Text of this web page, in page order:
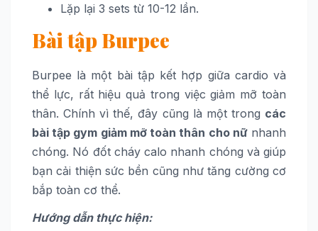
Lặp lại 3 sets từ 10-12 lần.
Bài tập Burpee
Burpee là một bài tập kết hợp giữa cardio và
thể lực, rất hiệu quả trong việc giảm mỡ toàn
thân. Chính vì thế, đây cũng là một trong các
bài tập gym giảm mỡ toàn thân cho nữnhanh
chóng. Nó đốt cháy calo nhanh chóng và giúp
bạn cải thiện sức bền cũng như tăng cường cơ
bắp toàn cơ thể.
Hướng dẫn thực hiện: